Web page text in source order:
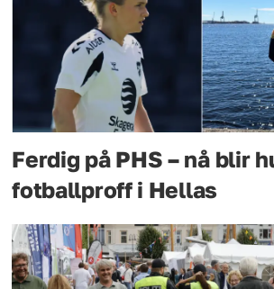
Ferdig på PHS – nå blir
fotballproff i Hellas